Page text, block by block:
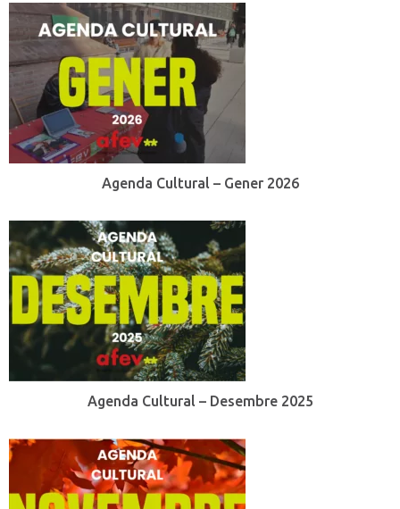
Agenda Cultural – Gener 2026
Agenda Cultural – Desembre 2025